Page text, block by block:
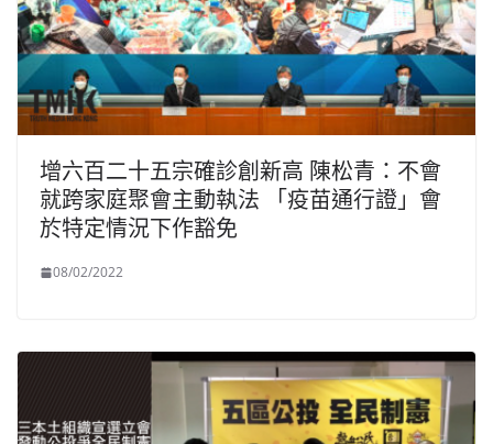
增六百二十五宗確診創新高 陳松青：不會
就跨家庭聚會主動執法 「疫苗通行證」會
於特定情況下作豁免
08/02/2022